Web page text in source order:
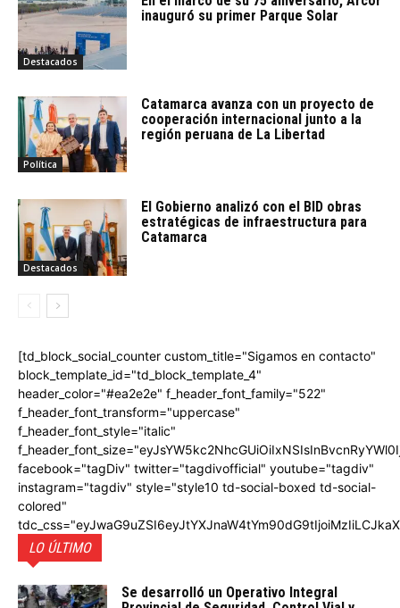
Destacados
inauguró su primer Parque Solar
Política
Catamarca avanza con un proyecto de
cooperación internacional junto a la
región peruana de La Libertad
Destacados
El Gobierno analizó con el BID obras
estratégicas de infraestructura para
Catamarca
[td_block_social_counter custom_title="Sigamos en contacto"
block_template_id="td_block_template_4"
header_color="#ea2e2e" f_header_font_family="522"
f_header_font_transform="uppercase"
f_header_font_style="italic"
facebook="tagDiv" twitter="tagdivofficial" youtube="tagdiv"
instagram="tagdiv" style="style10 td-social-boxed td-social-
colored"
LO ÚLTIMO
Se desarrolló un Operativo Integral